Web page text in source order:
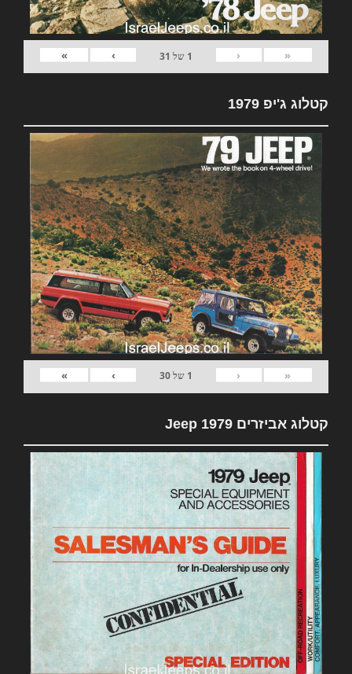
«
‹
1 של 31
›
»
קטלוג ג'יפ 1979
«
‹
1 של30
›
»
קטלוג אביזרים 1979 Jeep